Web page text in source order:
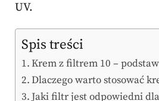
UV.
Spis treści
Krem z filtrem 10 –
Dlaczego warto stosować
Jaki filtr jest odpowiedni